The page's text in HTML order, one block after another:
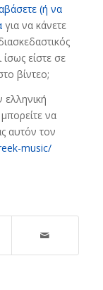
(ή να
για να κάνετε
είστε σε
βίντεο;
ελληνική
να
αυτόν τον
music/